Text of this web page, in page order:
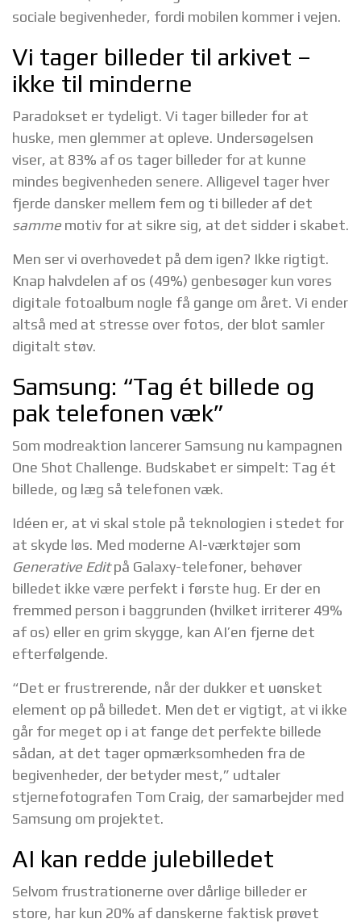
sociale begivenheder, fordi mobilen kommer i vejen.
Vi tager billeder til arkivet –
ikke til minderne
Paradokset er tydeligt. Vi tager billeder for at
huske, men glemmer at opleve. Undersøgelsen
viser, at 83% af os tager billeder for at kunne
mindes begivenheden senere. Alligevel tager hver
fjerde dansker mellem fem og ti billeder af det
samme motiv for at sikre sig, at det sidder i skabet.
Men ser vi overhovedet på dem igen? Ikke rigtigt.
Knap halvdelen af os (49%) genbesøger kun vores
digitale fotoalbum nogle få gange om året. Vi ender
altså med at stresse over fotos, der blot samler
digitalt støv.
Samsung: “Tag ét billede og
pak telefonen væk”
Som modreaktion lancerer Samsung nu kampagnen
One Shot Challenge. Budskabet er simpelt: Tag ét
billede, og læg så telefonen væk.
Idéen er, at vi skal stole på teknologien i stedet for
at skyde løs. Med moderne AI-værktøjer som
Generative Editpå Galaxy-telefoner, behøver
billedet ikke være perfekt i første hug. Er der en
fremmed person i baggrunden (hvilket irriterer 49%
af os) eller en grim skygge, kan AI’en fjerne det
efterfølgende.
“Det er frustrerende, når der dukker et uønsket
element op på billedet. Men det er vigtigt, at vi ikke
går for meget op i at fange det perfekte billede
sådan, at det tager opmærksomheden fra de
begivenheder, der betyder mest,” udtaler
stjernefotografen Tom Craig, der samarbejder med
Samsung om projektet.
AI kan redde julebilledet
Selvom frustrationerne over dårlige billeder er
store, har kun 20% af danskerne faktisk prøvet